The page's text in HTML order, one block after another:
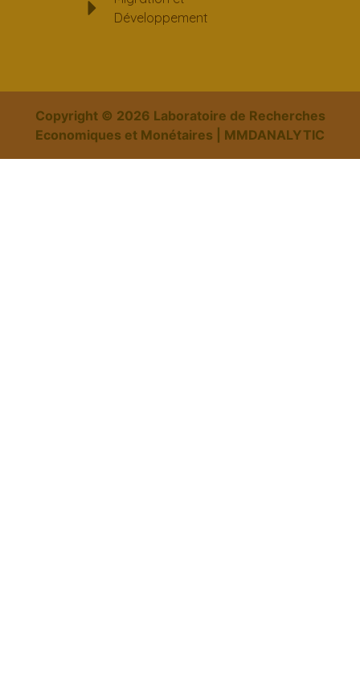
Développement
Copyright © 2026 Laboratoire de Recherches
Economiques et Monétaires | MMDANALYTIC